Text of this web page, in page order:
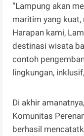
“Lampung akan
maritim yang kuat,
Harapan kami,
destinasi wisata
contoh
lingkungan,
Di akhir
Komunitas
berhasil